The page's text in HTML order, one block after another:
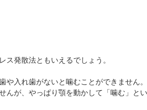
ス発散法ともいえるでしょう。
や入れ歯がないと噛むことができません
んが、やっぱり顎を動かして「噛む」と